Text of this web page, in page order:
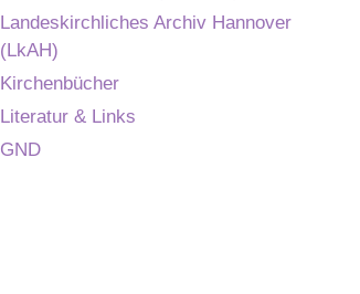
Landeskirchliches Archiv Hannover
(LkAH)
Kirchenbücher
Literatur & Links
GND